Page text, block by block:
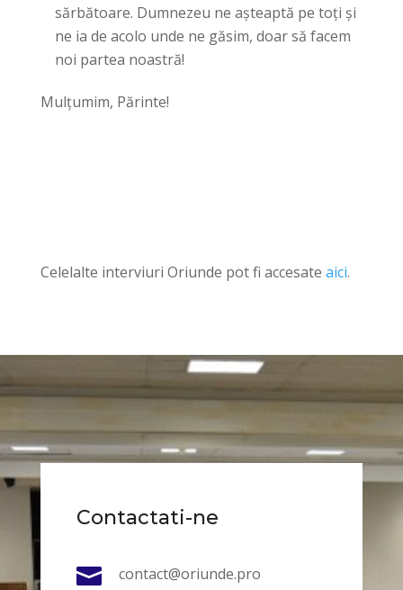
sărbătoare. Dumnezeu ne așteaptă pe toți și
ne ia de acolo unde ne găsim, doar să facem
noi partea noastră!
Mulțumim, Părinte!
Celelalte interviuri Oriunde pot fi accesate aici.
Contactati-ne
 contact@oriunde.pro